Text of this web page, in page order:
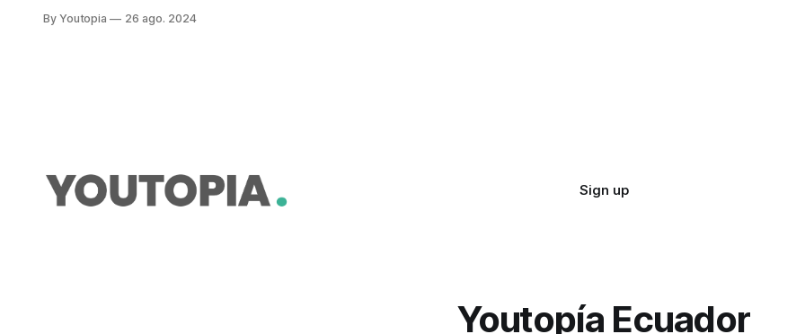
By Youtopia 26 ago. 2024
Sign up
Youtopía Ecuador